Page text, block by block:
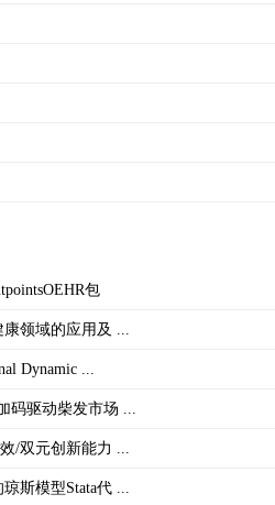
包
领域的应用及 ...
Dynamic ...
码驱动柴发市场 ...
/双元创新能力 ...
斯模型Stata代 ...